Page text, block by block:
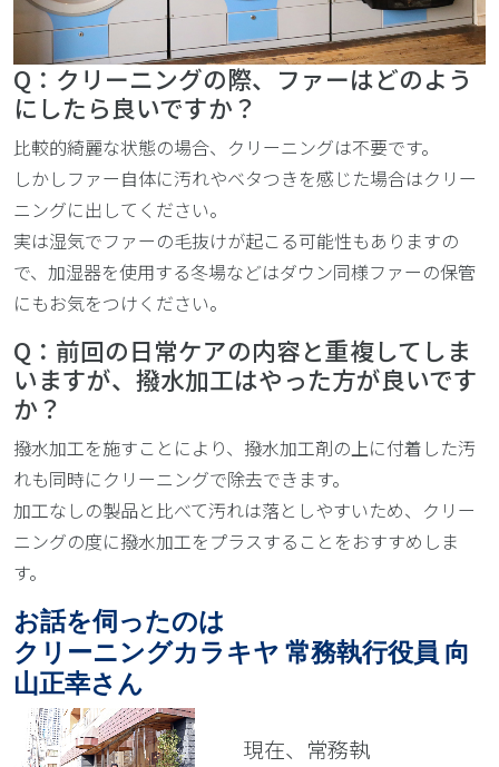
Q：クリーニングの際、ファーはどのよう
にしたら良いですか？
比較的綺麗な状態の場合、クリーニングは不要です。
しかしファー自体に汚れやベタつきを感じた場合はクリー
ニングに出してください。
実は湿気でファーの毛抜けが起こる可能性もありますの
で、加湿器を使用する冬場などはダウン同様ファーの保管
にもお気をつけください。
Q：前回の日常ケアの内容と重複してしま
いますが、撥水加工はやった方が良いです
か？
撥水加工を施すことにより、撥水加工剤の上に付着した汚
れも同時にクリーニングで除去できます。
加工なしの製品と比べて汚れは落としやすいため、クリー
ニングの度に撥水加工をプラスすることをおすすめしま
す。
お話を伺ったのは
クリーニングカラキヤ 常務執行役員 向
山正幸さん
現在、常務執